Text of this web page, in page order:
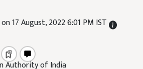
17 August, 2022 6:01 PM IST